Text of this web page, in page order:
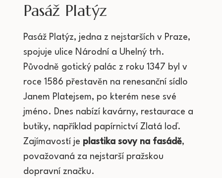
Pasáž Platýz
Pasáž Platýz, jedna z nejstarších v Praze,
spojuje ulice Národní a Uhelný trh.
Původně gotický palác z roku 1347 byl v
roce 1586 přestavěn na renesanční sídlo
Janem Platejsem, po kterém nese své
jméno. Dnes nabízí kavárny, restaurace a
butiky, například papírnictví Zlatá loď.
Zajímavostí je plastika sovy na fasádě,
považovaná za nejstarší pražskou
dopravní značku.